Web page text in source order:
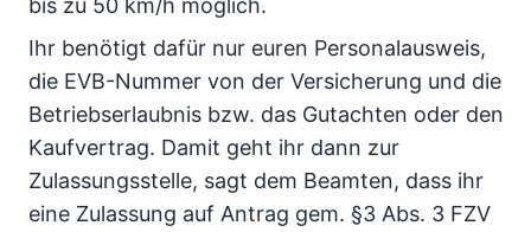
bis zu 50 km/h möglich.
Ihr benötigt dafür nur euren Personalausweis,
die EVB-Nummer von der Versicherung und die
Betriebserlaubnis bzw. das Gutachten oder den
Kaufvertrag. Damit geht ihr dann zur
Zulassungsstelle, sagt dem Beamten, dass ihr
eine Zulassung auf Antrag gem. §3 Abs. 3 FZV